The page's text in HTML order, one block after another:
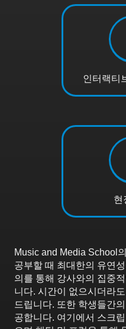
인터랙티
현
Music and Media School
공부할 때 최대한의 유연
의를 통해 강사와의 집중
니다. 시간이 없으시더라
드립니다. 또한 학생들간
공합니다. 여기에서 스크